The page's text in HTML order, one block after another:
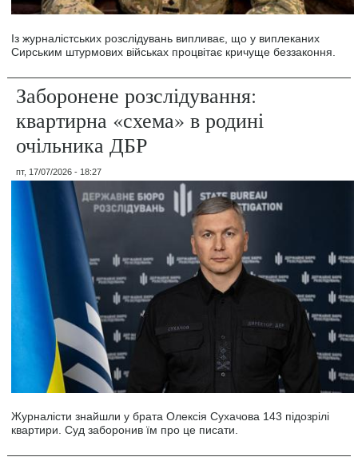
Із журналістських розслідувань випливає, що у виплеканих
Сирським штурмових військах процвітає кричуще беззаконня.
Заборонене розслідування:
квартирна «схема» в родині
очільника ДБР
пт, 17/07/2026 - 18:27
Журналісти знайшли у брата Олексія Сухачова 143 підозрілі
квартири. Суд заборонив їм про це писати.